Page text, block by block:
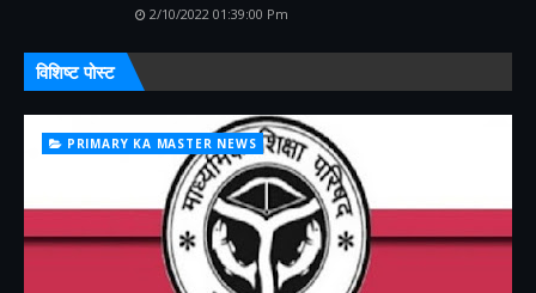
2/10/2022 01:39:00 Pm
विशिष्ट पोस्ट
PRIMARY KA MASTER NEWS